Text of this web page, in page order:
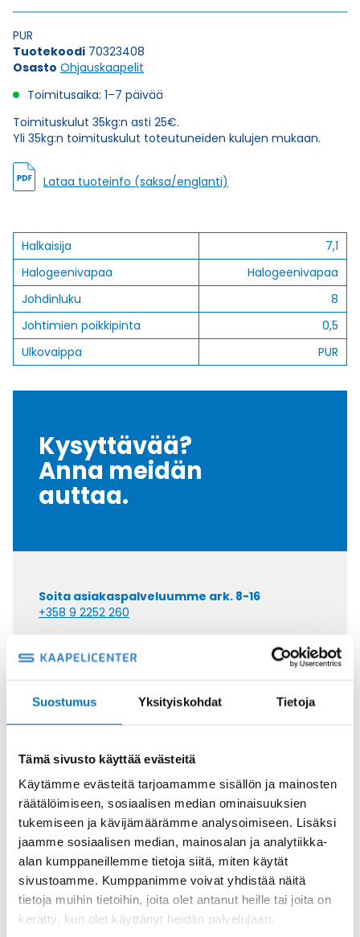
Suostumus Yksityiskohdat Tietoja
Tämä sivusto käyttää evästeitä
Käytämme evästeitä tarjoamamme sisällön ja mainosten
räätälöimiseen, sosiaalisen median ominaisuuksien
tukemiseen ja kävijämäärämme analysoimiseen. Lisäksi
jaamme sosiaalisen median, mainosalan ja analytiikka-
alan kumppaneillemme tietoja siitä, miten käytät
sivustoamme. Kumppanimme voivat yhdistää näitä
tietoja muihin tietoihin, joita olet antanut heille tai joita on
kerätty, kun olet käyttänyt heidän palvelujaan.
8X0,5
PUR
Tuotekoodi 70323408
Osasto Ohjauskaapelit
Toimitusaika: 1–7 päivää
Toimituskulut 35kg:n asti 25€.
Yli 35kg:n toimituskulut toteutuneiden kulujen mukaan.
Lataa tuoteinfo (saksa/englanti)
Halkaisija
7,1
Halogeenivapaa
Halogeenivapaa
Johdinluku
8
Johtimien poikkipinta
0,5
Ulkovaippa
PUR
Kysyttävää?
Anna meidän
auttaa.
Soita asiakaspalveluumme ark. 8-16
+358 9 2252 260
Tai lähetä sähköpostia
myynti@kaapelicenter.fi
Saman kaapelin eri versiot
Ohjauskaapeli SEMOFLEX E 5X0,14
Ohjauskaapeli SEMOFLEX E 25X0,14